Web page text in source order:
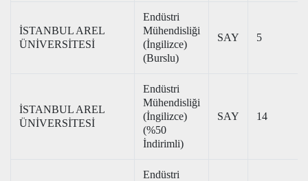
İSTANBUL AREL
ÜNİVERSİTESİ
Endüstri
Mühendisliği
(İngilizce)
(Burslu)
SAY 5
İSTANBUL AREL
ÜNİVERSİTESİ
Endüstri
Mühendisliği
(İngilizce)
(%50
İndirimli)
SAY 14
Endüstri